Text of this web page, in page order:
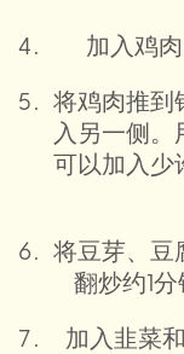
加入鸡
将鸡肉推到
入另一侧。
可以加入少
将豆芽、豆
翻炒约1
加入韭菜